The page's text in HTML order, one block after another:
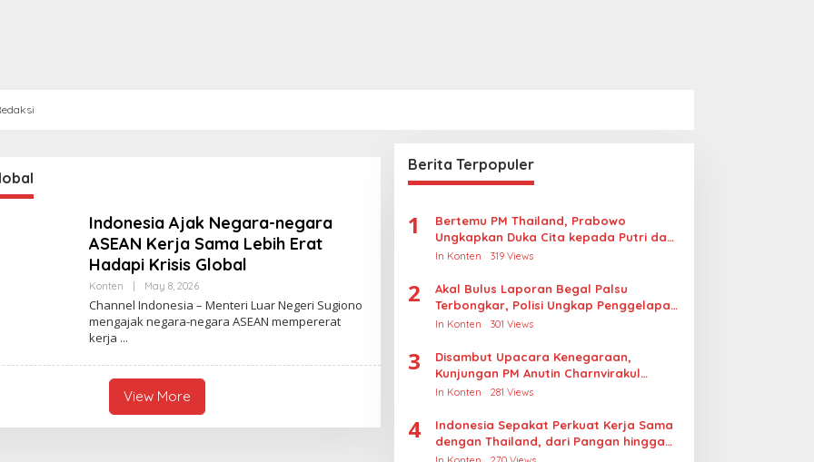
Indonesia Ajak Negara-negara
ASEAN Kerja Sama Lebih Erat
Hadapi Krisis Global
Konten May 8, 2026B
H
N
N
D
Channel Indonesia – Menteri Luar Negeri Sugiono
mengajak negara-negara ASEAN mempererat
kerja
View More
Berita Terpopuler
1
Bertemu PM Thailand, Prabowo
Ungkapkan Duka Cita kepada Putri dan
Selamat Ulang Tahun ke Raja Thailand
In Konten 319 Views
2
Akal Bulus Laporan Begal Palsu
Terbongkar, Polisi Ungkap Penggelapan
Uang Perusahaan untuk Crypto
In Konten 301 Views
3
Disambut Upacara Kenegaraan,
Kunjungan PM Anutin Charnvirakul
Perkuat Hubungan Indonesia-Thailand
In Konten 281 Views
4
Indonesia Sepakat Perkuat Kerja Sama
dengan Thailand, dari Pangan hingga
Ekonomi Digital